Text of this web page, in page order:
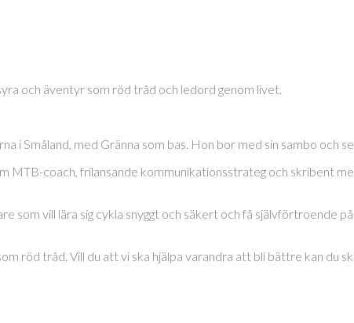
och äventyr som röd tråd och ledord genom livet.
i Småland, med Gränna som bas. Hon bor med sin sambo och
MTB-coach, frilansande kommunikationsstrateg och skribent
som vill lära sig cykla snyggt och säkert och få självförtroende
röd tråd. Vill du att vi ska hjälpa varandra att bli bättre kan du